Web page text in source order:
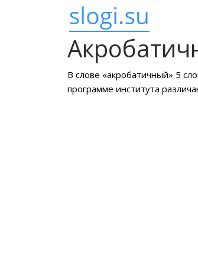
В слове «акробатичный» 5
программе института